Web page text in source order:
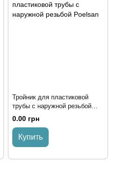
Тройник для пластиковой
трубы с наружной резьбой
Poelsan
0.00 грн
Купить